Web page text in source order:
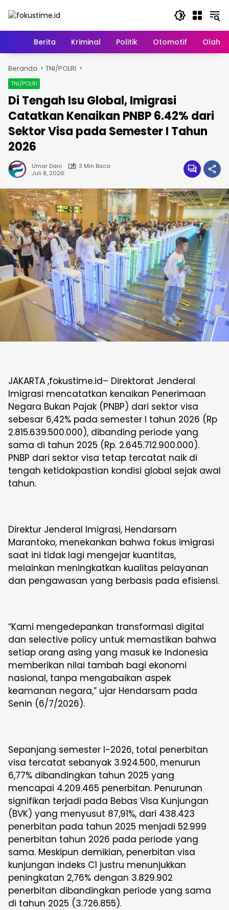
HomeBerita Kriminal Politik Otomotif
Beranda TNI/POLRI
TNI/POLRI
Di Tengah Isu Global, Imigrasi
Catatkan Kenaikan PNBP 6.42% dari
Sektor Visa pada Semester I Tahun
2026
Umar Dani
3 Min Baca
Juli 8, 2026
JAKARTA ,fokustime.id– Direktorat Jenderal
Imigrasi mencatatkan kenaikan Penerimaan
Negara Bukan Pajak (PNBP) dari sektor visa
sebesar 6,42% pada semester I tahun 2026 (Rp
2.815.639.500.000), dibanding periode yang
sama di tahun 2025 (Rp. 2.645.712.900.000).
PNBP dari sektor visa tetap tercatat naik di
tengah ketidakpastian kondisi global sejak awal
tahun.
Direktur Jenderal Imigrasi, Hendarsam
Marantoko, menekankan bahwa fokus imigrasi
saat ini tidak lagi mengejar kuantitas,
melainkan meningkatkan kualitas pelayanan
dan pengawasan yang berbasis pada efisiensi.
“Kami mengedepankan transformasi digital
dan selective policy untuk memastikan bahwa
setiap orang asing yang masuk ke Indonesia
memberikan nilai tambah bagi ekonomi
nasional, tanpa mengabaikan aspek
keamanan negara,” ujar Hendarsam pada
Senin (6/7/2026).
Sepanjang semester I-2026, total penerbitan
visa tercatat sebanyak 3.924.500, menurun
6,77% dibandingkan tahun 2025 yang
mencapai 4.209.465 penerbitan. Penurunan
signifikan terjadi pada Bebas Visa Kunjungan
(BVK) yang menyusut 87,91%, dari 438.423
penerbitan pada tahun 2025 menjadi 52.999
penerbitan tahun 2026 pada periode yang
sama. Meskipun demikian, penerbitan visa
kunjungan indeks C1 justru menunjukkan
peningkatan 2,76% dengan 3.829.902
penerbitan dibandingkan periode yang sama
di tahun 2025 (3.726.855).